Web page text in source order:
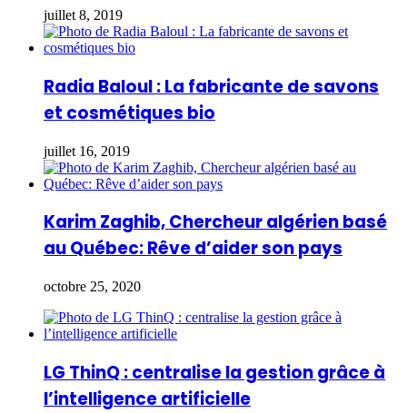
juillet 8, 2019
Radia Baloul : La fabricante de savons
et cosmétiques bio
juillet 16, 2019
Karim Zaghib, Chercheur algérien basé
au Québec: Rêve d’aider son pays
octobre 25, 2020
LG ThinQ : centralise la gestion grâce à
l’intelligence artificielle